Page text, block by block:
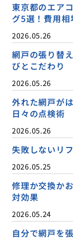
東京都のエア
グ5選！費用
2026.05.26
網戸の張り替
びとこだわり
2026.05.26
外れた網戸が
日々の点検術
2026.05.26
失敗しないリ
2026.05.25
修理か交換か
対効果
2026.05.24
自分で網戸を